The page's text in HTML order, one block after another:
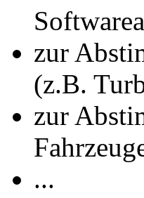
zur
(z.B.
zur
...